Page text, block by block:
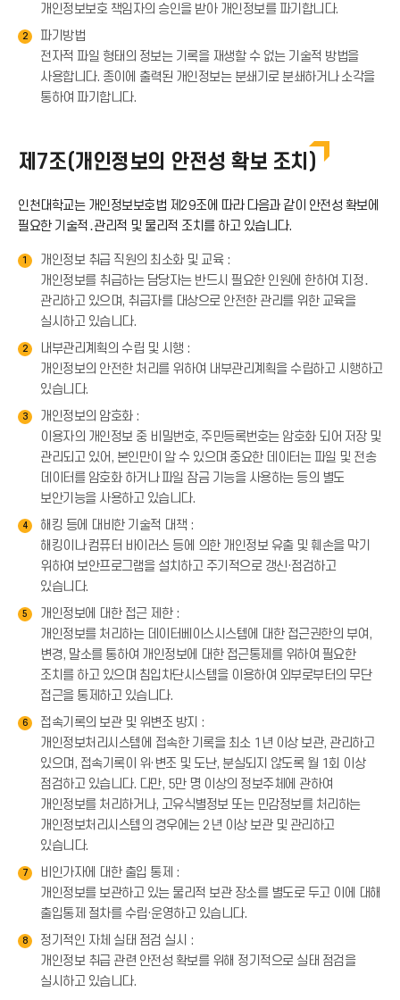
개인정보보호 책임자의 승인을 받아 개인정보를 파기합니다.
2
파기방법
전자적 파일 형태의 정보는 기록을 재생할 수 없는 기술적 방법을
사용합니다. 종이에 출력된 개인정보는 분쇄기로 분쇄하거나 소각을
통하여 파기합니다.
제7조(개인정보의 안전성 확보 조치)
인천대학교는 개인정보보호법 제29조에 따라 다음과 같이 안전성 확보에
필요한 기술적․관리적 및 물리적 조치를 하고 있습니다.
1
개인정보 취급 직원의 최소화 및 교육 :
개인정보를 취급하는 담당자는 반드시 필요한 인원에 한하여 지정․
관리하고 있으며, 취급자를 대상으로 안전한 관리를 위한 교육을
실시하고 있습니다.
2
내부관리계획의 수립 및 시행 :
개인정보의 안전한 처리를 위하여 내부관리계획을 수립하고 시행하고
있습니다.
3
개인정보의 암호화 :
이용자의 개인정보 중 비밀번호, 주민등록번호는 암호화 되어 저장 및
관리되고 있어, 본인만이 알 수 있으며 중요한 데이터는 파일 및 전송
데이터를 암호화 하거나 파일 잠금 기능을 사용하는 등의 별도
보안기능을 사용하고 있습니다.
4
해킹 등에 대비한 기술적 대책 :
해킹이나 컴퓨터 바이러스 등에 의한 개인정보 유출 및 훼손을 막기
위하여 보안프로그램을 설치하고 주기적으로 갱신·점검하고
있습니다.
5
개인정보에 대한 접근 제한 :
개인정보를 처리하는 데이터베이스시스템에 대한 접근권한의 부여,
변경, 말소를 통하여 개인정보에 대한 접근통제를 위하여 필요한
조치를 하고 있으며 침입차단시스템을 이용하여 외부로부터의 무단
접근을 통제하고 있습니다.
6
접속기록의 보관 및 위변조 방지 :
개인정보처리시스템에 접속한 기록을 최소 1년 이상 보관, 관리하고
있으며, 접속기록이 위·변조 및 도난, 분실되지 않도록 월 1회 이상
점검하고 있습니다. 다만, 5만 명 이상의 정보주체에 관하여
개인정보를 처리하거나, 고유식별정보 또는 민감정보를 처리하는
개인정보처리시스템의 경우에는 2년 이상 보관 및 관리하고
있습니다.
7
비인가자에 대한 출입 통제 :
개인정보를 보관하고 있는 물리적 보관 장소를 별도로 두고 이에 대해
출입통제 절차를 수립·운영하고 있습니다.
8
정기적인 자체 실태 점검 실시 :
개인정보 취급 관련 안전성 확보를 위해 정기적으로 실태 점검을
실시하고 있습니다.